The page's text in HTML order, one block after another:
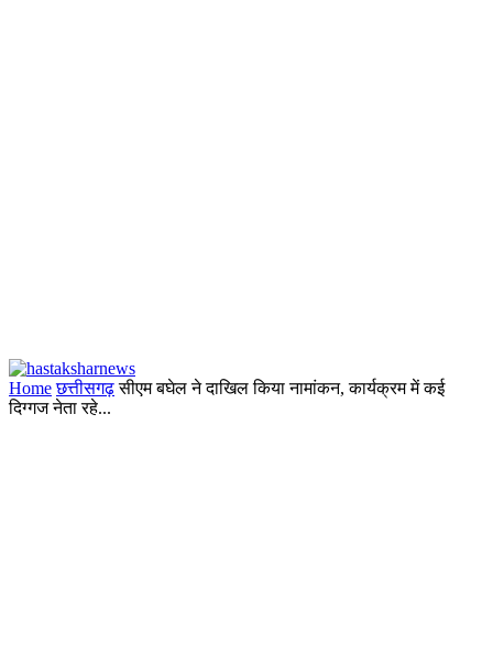
Home छत्तीसगढ़ सीएम बघेल ने दाखिल किया नामांकन, कार्यक्रम में कई
दिग्गज नेता रहे...